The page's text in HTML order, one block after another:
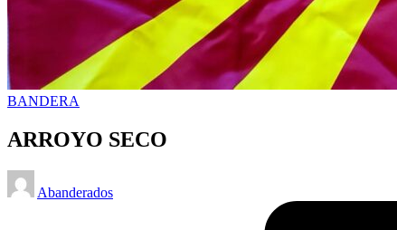
Posted
BANDERA
ARROYO SECO
Posted
by
Abanderados